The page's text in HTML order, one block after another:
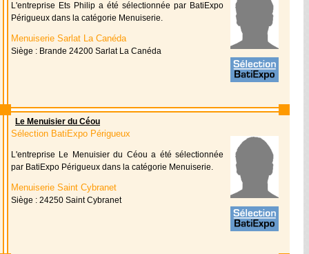
L'entreprise Ets Philip a été sélectionnée par BatiExpo
Périgueux dans la catégorie Menuiserie.
Menuiserie Sarlat La Canéda
Siège : Brande 24200 Sarlat La Canéda
Le Menuisier du Céou
Sélection BatiExpo Périgueux
L'entreprise Le Menuisier du Céou a été sélectionnée
par BatiExpo Périgueux dans la catégorie Menuiserie.
Menuiserie Saint Cybranet
Siège : 24250 Saint Cybranet